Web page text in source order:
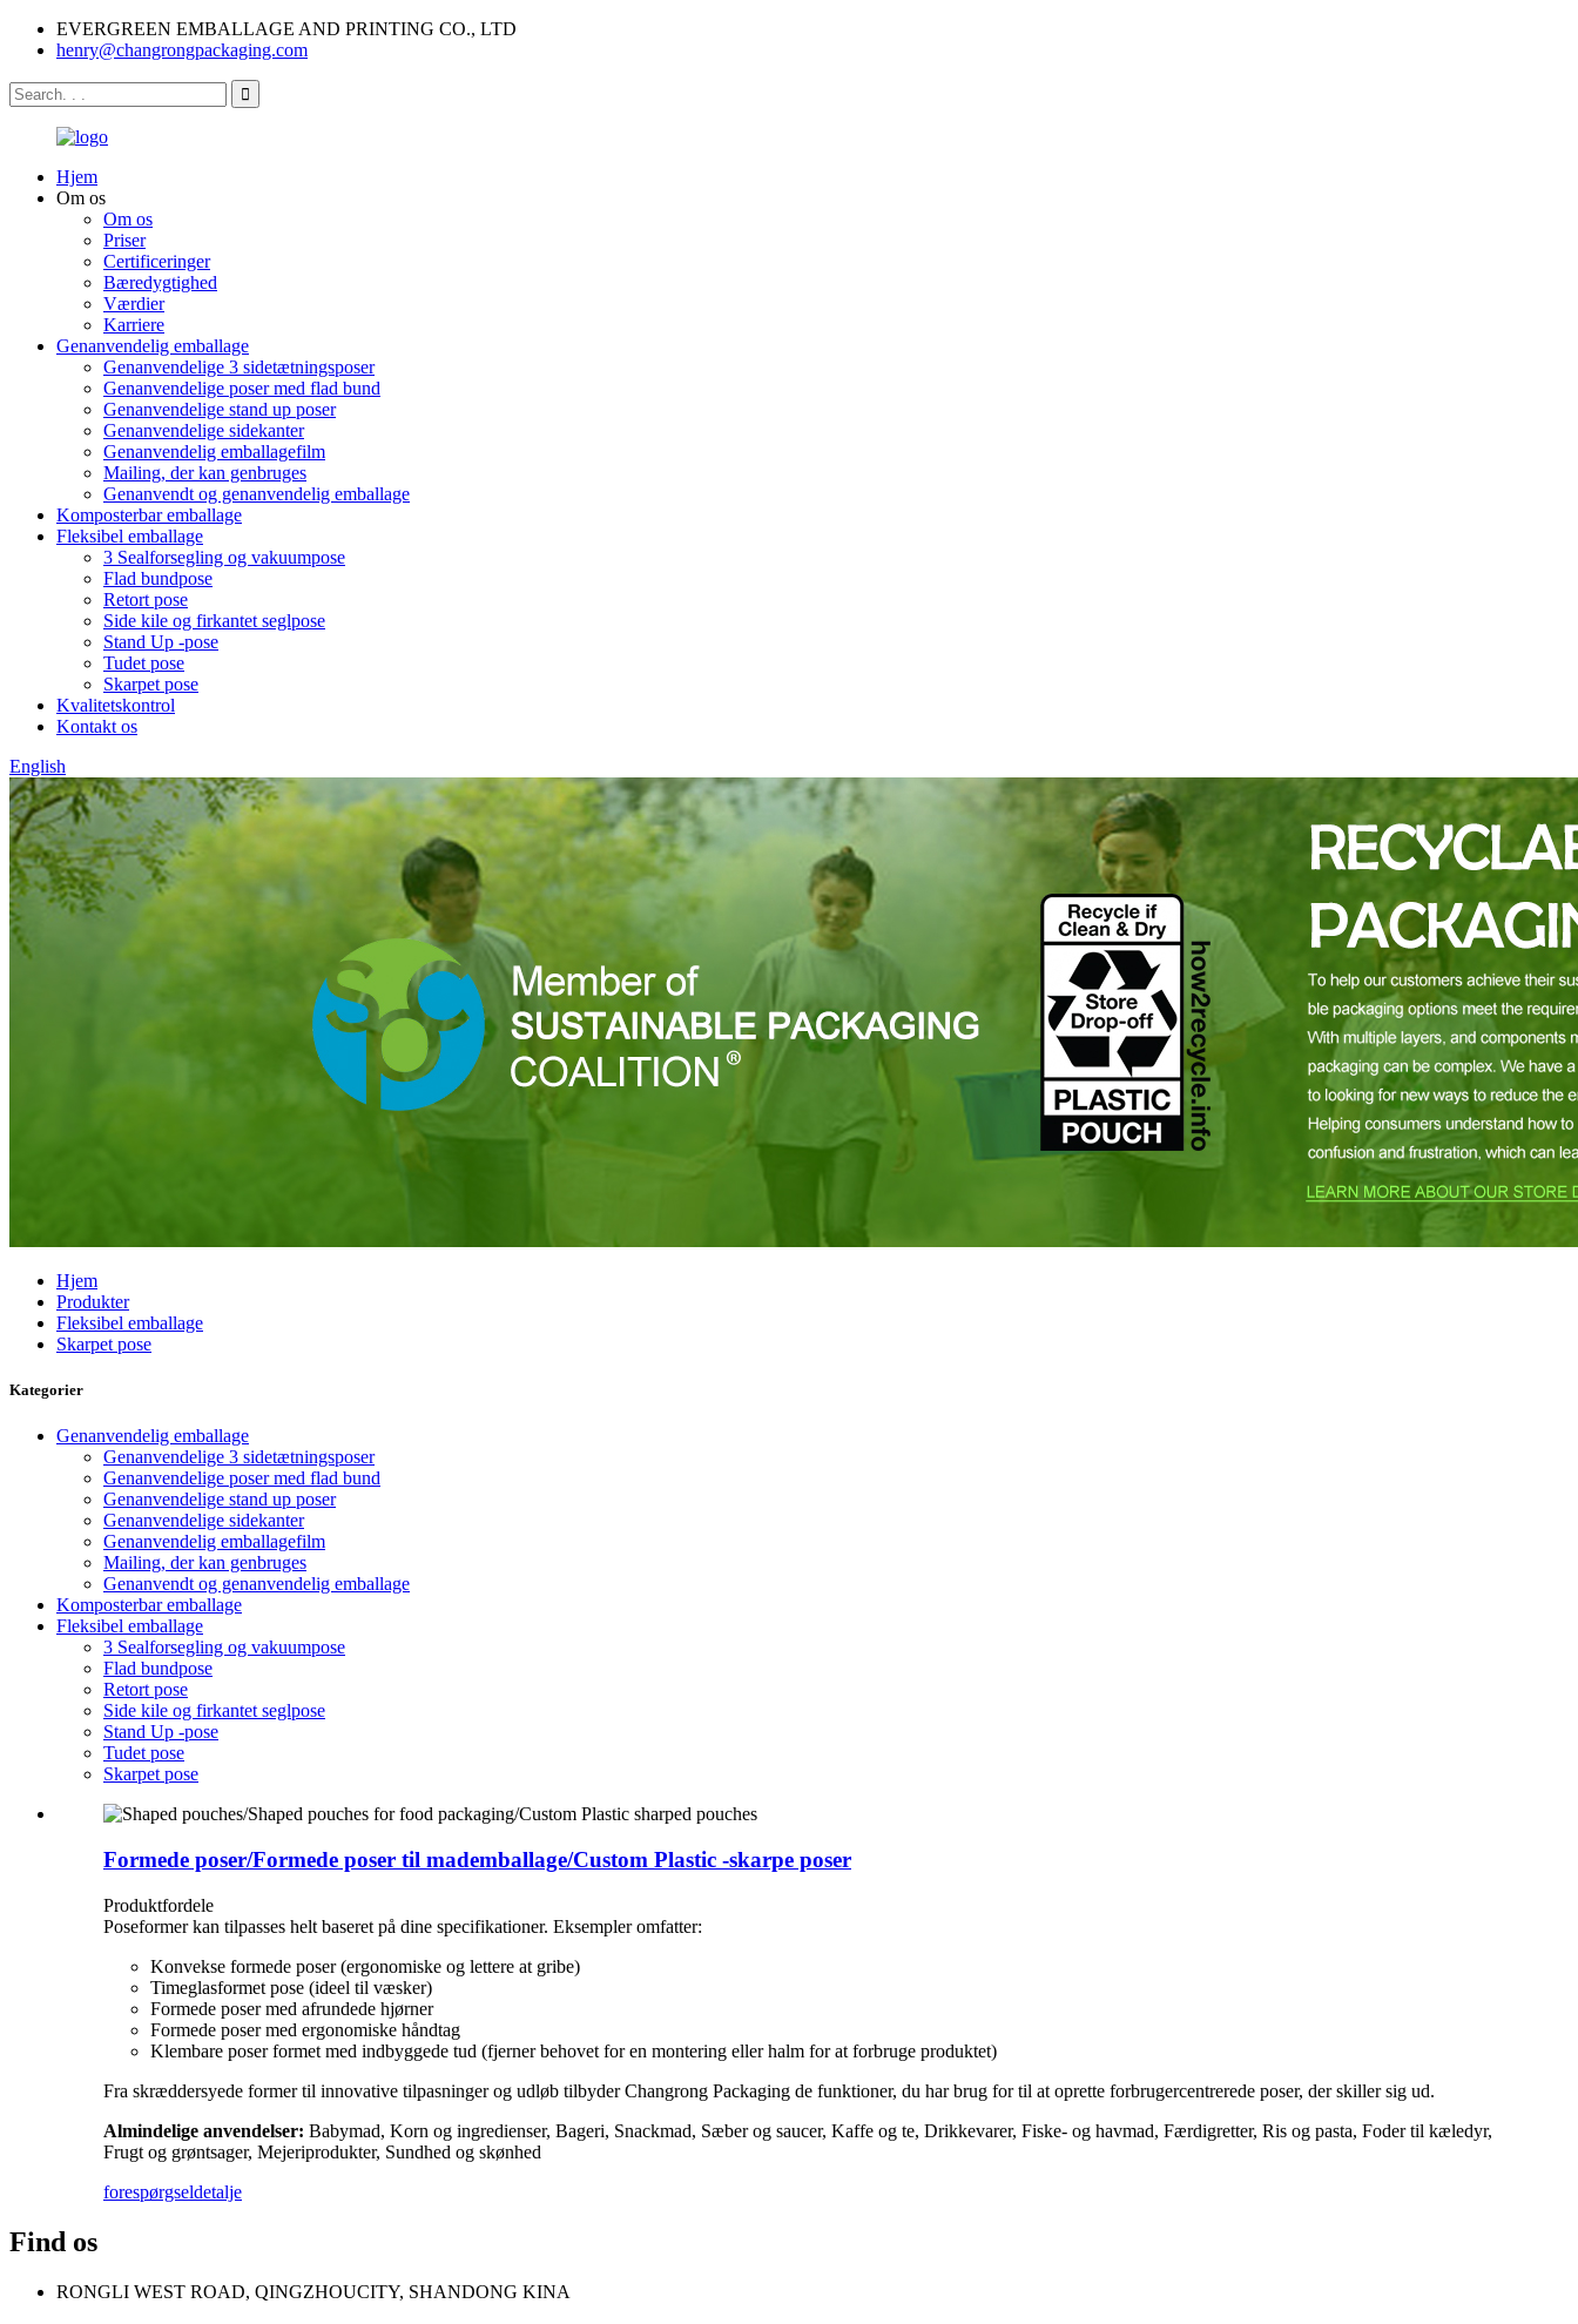
EVERGREEN EMBALLAGE AND PRINTING CO., LTD
henry@changrongpackaging.com
Hjem
Om os
Om os
Priser
Certificeringer
Bæredygtighed
Værdier
Karriere
Genanvendelig emballage
Genanvendelige 3 sidetætningsposer
Genanvendelige poser med flad bund
Genanvendelige stand up poser
Genanvendelige sidekanter
Genanvendelig emballagefilm
Mailing, der kan genbruges
Genanvendt og genanvendelig emballage
Komposterbar emballage
Fleksibel emballage
3 Sealforsegling og vakuumpose
Flad bundpose
Retort pose
Side kile og firkantet seglpose
Stand Up -pose
Tudet pose
Skarpet pose
Kvalitetskontrol
Kontakt os
English
Hjem
Produkter
Fleksibel emballage
Skarpet pose
Kategorier
Genanvendelig emballage
Genanvendelige 3 sidetætningsposer
Genanvendelige poser med flad bund
Genanvendelige stand up poser
Genanvendelige sidekanter
Genanvendelig emballagefilm
Mailing, der kan genbruges
Genanvendt og genanvendelig emballage
Komposterbar emballage
Fleksibel emballage
3 Sealforsegling og vakuumpose
Flad bundpose
Retort pose
Side kile og firkantet seglpose
Stand Up -pose
Tudet pose
Skarpet pose
Formede poser/Formede poser til mademballage/Custom Plastic -skarpe poser
Produktfordele
Poseformer kan tilpasses helt baseret på dine specifikationer. Eksempler omfatter:
Konvekse formede poser (ergonomiske og lettere at gribe)
Timeglasformet pose (ideel til væsker)
Formede poser med afrundede hjørner
Formede poser med ergonomiske håndtag
Klembare poser formet med indbyggede tud (fjerner behovet for en montering eller halm for at forbruge produktet)
Fra skræddersyede former til innovative tilpasninger og udløb tilbyder Changrong Packaging de funktioner, du har brug for til at oprette forbrugercentrerede poser, der skiller sig ud.
Almindelige anvendelser: Babymad, Korn og ingredienser, Bageri, Snackmad, Sæber og saucer, Kaffe og te, Drikkevarer, Fiske- og havmad, Færdigretter, Ris og pasta, Foder til kæledyr,
Frugt og grøntsager, Mejeriprodukter, Sundhed og skønhed
forespørgseldetalje
Find os
RONGLI WEST ROAD, QINGZHOUCITY, SHANDONG KINA